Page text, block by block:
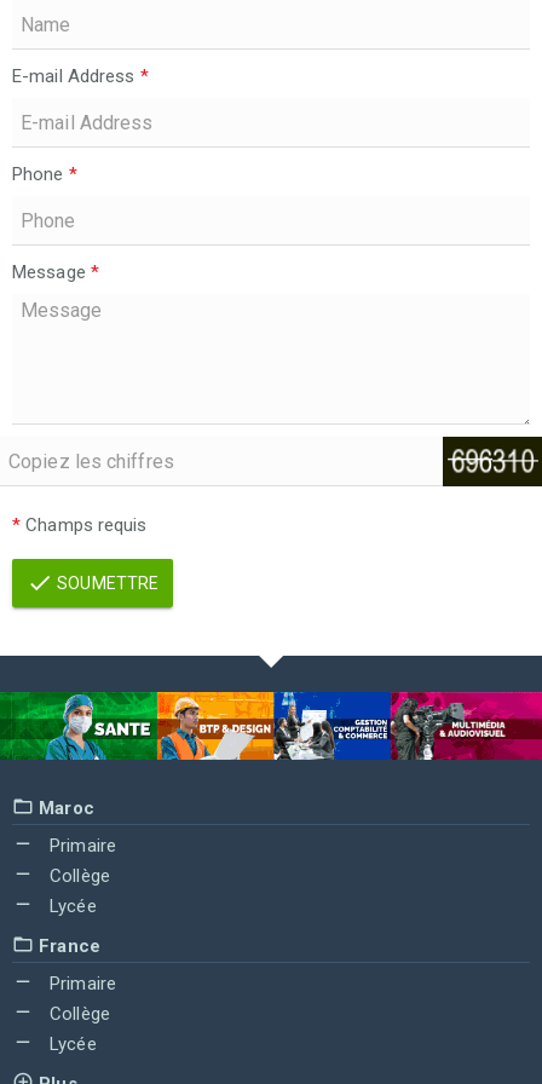
E-mail Address *
Phone *
Message *
* Champs requis
SOUMETTRE
Maroc
Primaire
Collège
Lycée
France
Primaire
Collège
Lycée